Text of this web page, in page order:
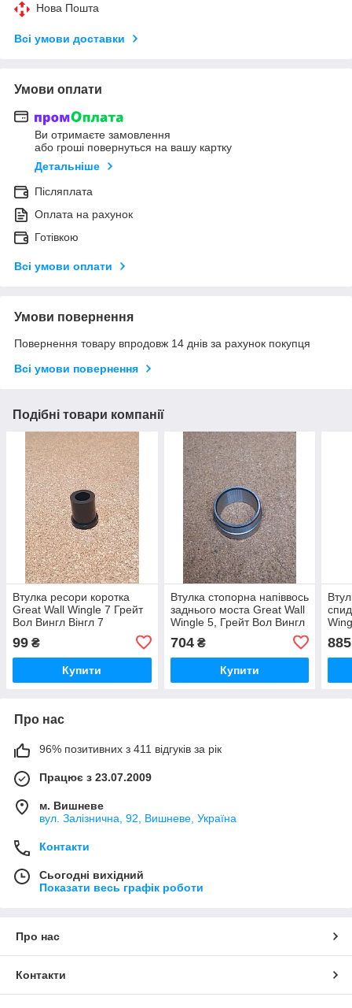
Нова Пошта
Всі умови доставки
Умови оплати
Ви отримаєте замовлення
або гроші повернуться на вашу картку
Детальніше
Післяплата
Оплата на рахунок
Готівкою
Всі умови оплати
Умови повернення
Повернення товару впродовж 14 днів за рахунок покупця
Всі умови повернення
Подібні товари компанії
Втулка ресори коротка
Great Wall Wingle 7 Грейт
Вол Вингл Вінгл 7
99 ₴
Купити
Втулка стопорна напіввось
заднього моста Great Wall
Wingle 5, Грейт Вол Вингл
704₴
Купити
885
Про нас
96% позитивних з 411 відгуків за рік
Працює з 23.07.2009
м. Вишневе
вул. Залізнична, 92, Вишневе, Україна
Контакти
Сьогодні вихідний
Показати весь графік роботи
Про нас
Контакти